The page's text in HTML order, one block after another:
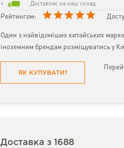
Доставляє на наш склад
Рейтингом:
Один з найвідоміших китайських
іноземним брендам розміщуватись у
ЯК КУПУВАТИ?
Доставка з 1688